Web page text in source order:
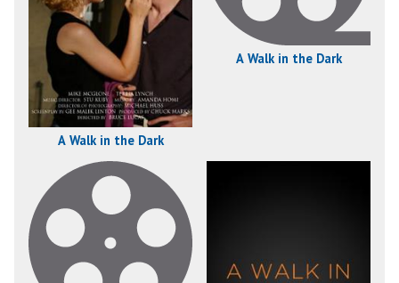
A Walk in the Dark
A Walk in the Dark